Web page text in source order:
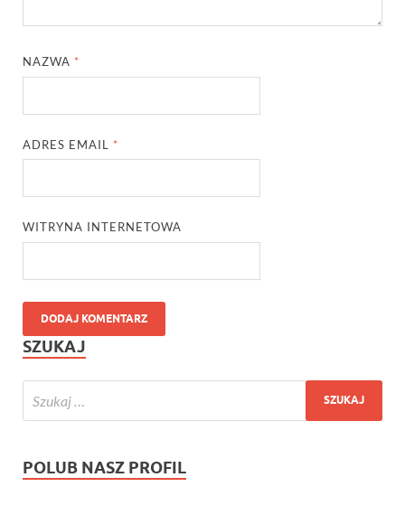
NAZWA *
ADRES EMAIL *
WITRYNA INTERNETOWA
SZUKAJ
POLUB NASZ PROFIL